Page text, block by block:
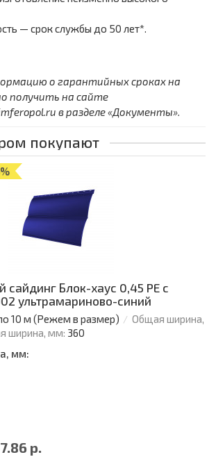
— срок службы до 50 лет*.
о гарантийных сроках на
получить на сайте
в разделе «Документы».
покупают
сайдинг Блок-хаус 0,45 PE с
ультрамариново-синий
10 м (Режем в размер)
Общая ширина,
ширина, мм: 360
мм:
р.